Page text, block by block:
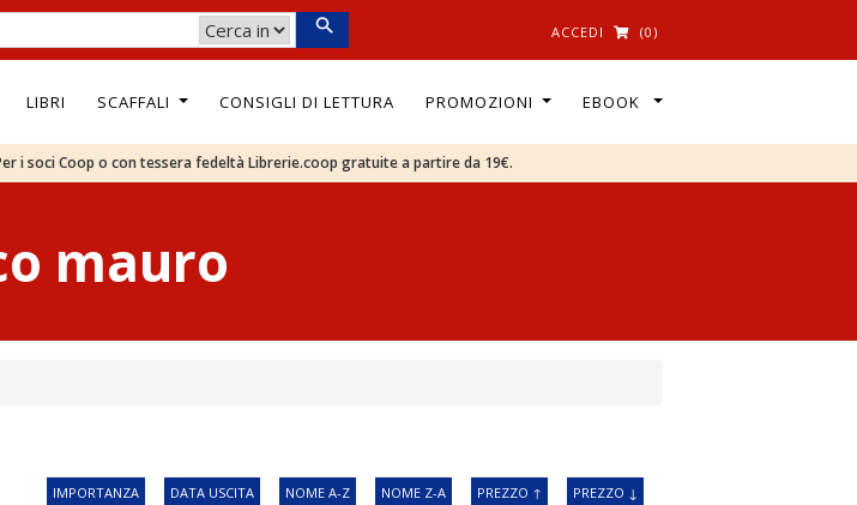
ACCEDI (0)
LIBRI SCAFFALI CONSIGLI DI LETTURA PROMOZIONI EBOOK
i soci Coop o con tessera fedeltà Librerie.coop gratuite a partire da 19€.
mauro
IMPORTANZA DATA USCITA NOME A-Z NOME Z-A PREZZO ↑ PREZZO ↓